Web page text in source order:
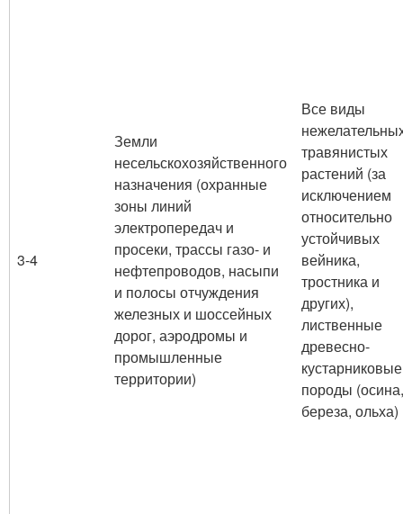
3-4
Земли
несельскохозяйственного
назначения (охранные
зоны линий
электропередач и
просеки, трассы газо- и
нефтепроводов, насыпи
и полосы отчуждения
железных и шоссейных
дорог, аэродромы и
промышленные
территории)
Все виды
травянистых
растений (за
исключением
относительно
устойчивых
вейника,
тростника и
других),
лиственные
древесно-
кустарниковые
породы (осина,
береза, ольха)